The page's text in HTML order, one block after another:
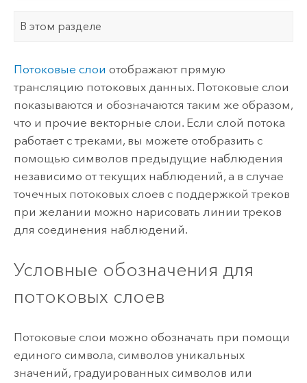
В этом разделе
Потоковые слои отображают прямую
трансляцию потоковых данных. Потоковые слои
показываются и обозначаются таким же образом,
что и прочие векторные слои. Если слой потока
работает с треками, вы можете отобразить с
помощью символов предыдущие наблюдения
независимо от текущих наблюдений, а в случае
точечных потоковых слоев с поддержкой треков
при желании можно нарисовать линии треков
для соединения наблюдений.
Условные обозначения для
потоковых слоев
Потоковые слои можно обозначать при помощи
единого символа, символов уникальных
значений, градуированных символов или